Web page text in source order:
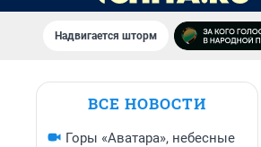
Надвигается шторм
ВСЕ НОВОСТИ
Горы «Аватара», небесные